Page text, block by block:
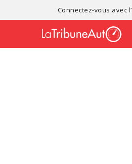
Connectez-vous avec l’